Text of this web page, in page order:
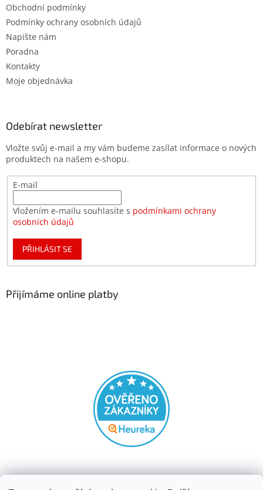
Obchodní podmínky
Podmínky ochrany osobních údajů
Napište nám
Poradna
Kontakty
Moje objednávka
Odebírat newsletter
Vložte svůj e-mail a my vám budeme zasílat informace o nových
produktech na našem e-shopu.
E-mail
Vložením e-mailu souhlasíte s podmínkami ochrany
osobních údajů
PŘIHLÁSIT SE
Přijímáme online platby